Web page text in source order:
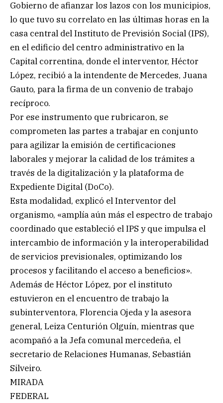
Gobierno de afianzar los lazos con los municipios,
lo que tuvo su correlato en las últimas horas en la
casa central del Instituto de Previsión Social (IPS),
en el edificio del centro administrativo en la
Capital correntina, donde el interventor, Héctor
López, recibió a la intendente de Mercedes, Juana
Gauto, para la firma de un convenio de trabajo
recíproco.
Por ese instrumento que rubricaron, se
comprometen las partes a trabajar en conjunto
para agilizar la emisión de certificaciones
laborales y mejorar la calidad de los trámites a
través de la digitalización y la plataforma de
Expediente Digital (DoCo).
Esta modalidad, explicó el Interventor del
organismo, «amplía aún más el espectro de trabajo
coordinado que estableció el IPS y que impulsa el
intercambio de información y la interoperabilidad
de servicios previsionales, optimizando los
procesos y facilitando el acceso a beneficios».
Además de Héctor López, por el instituto
estuvieron en el encuentro de trabajo la
subinterventora, Florencia Ojeda y la asesora
general, Leiza Centurión Olguín, mientras que
acompañó a la Jefa comunal mercedeña, el
secretario de Relaciones Humanas, Sebastián
Silveiro.
MIRADA
FEDERAL